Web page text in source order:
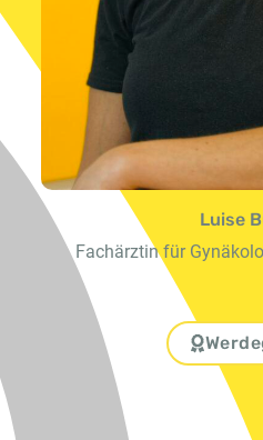
Luise
Fachärztin für